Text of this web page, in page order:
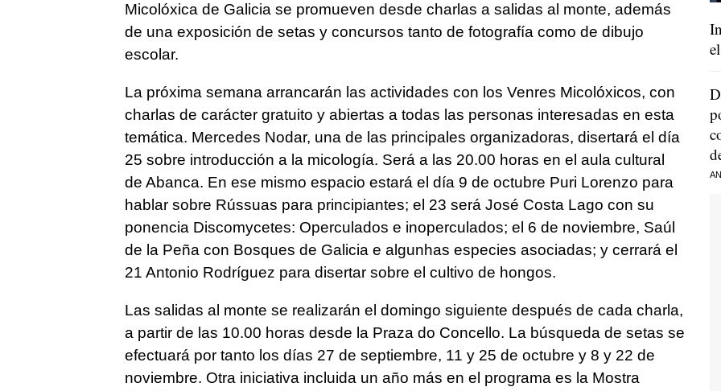
Micolóxica de Galicia se promueven desde charlas a salidas al monte, además
de una exposición de setas y concursos tanto de fotografía como de dibujo
escolar.
La próxima semana arrancarán las actividades con los Venres Micolóxicos, con
charlas de carácter gratuito y abiertas a todas las personas interesadas en esta
temática. Mercedes Nodar, una de las principales organizadoras, disertará el día
25 sobre introducción a la micología. Será a las 20.00 horas en el aula cultural
de Abanca. En ese mismo espacio estará el día 9 de octubre Puri Lorenzo para
hablar sobre Rússuas para principiantes; el 23 será José Costa Lago con su
ponencia Discomycetes: Operculados e inoperculados; el 6 de noviembre, Saúl
de la Peña con Bosques de Galicia e algunhas especies asociadas; y cerrará el
21 Antonio Rodríguez para disertar sobre el cultivo de hongos.
Las salidas al monte se realizarán el domingo siguiente después de cada charla,
a partir de las 10.00 horas desde la Praza do Concello. La búsqueda de setas se
efectuará por tanto los días 27 de septiembre, 11 y 25 de octubre y 8 y 22 de
noviembre. Otra iniciativa incluida un año más en el programa es la Mostra